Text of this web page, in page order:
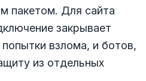
пакетом. Для сайта
закрывает
попытки взлома, и ботов,
из отдельных